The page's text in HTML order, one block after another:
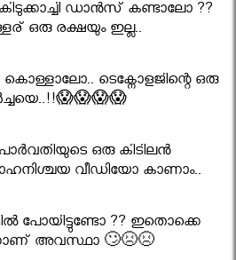
ഡാൻസ് കണ്ടാലോ ??
ഒരു രക്ഷയും ഇല്ല..
ടെക്നോളജിന്റെ ഒരു
ഒരു കിടിലൻ
വീഡിയോ കാണാം..
പോയിട്ടുണ്ടോ ?? ഇതൊക്കെ
അവസ്ഥാ 🙄😣😣